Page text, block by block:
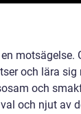
motsägelse.
och lära sig
och
och njut av